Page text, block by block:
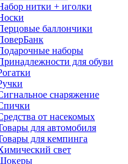
нитки + иголки
баллончики
наборы
для обуви
снаряжение
от насекомых
для автомобиля
для кемпинга
свет